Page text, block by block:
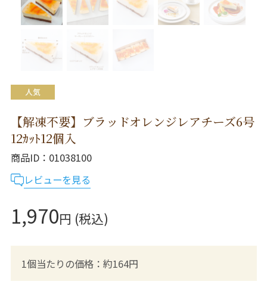
【解凍不要】ブラッドオレンジレアチーズ6号
12ｶｯﾄ12個入
商品ID
01038100
レビューを見る
1,970円 (税込)
1個当たりの価格：約164円